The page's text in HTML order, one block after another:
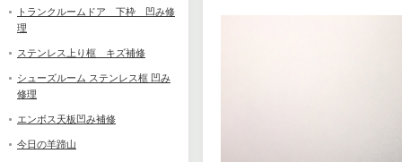
トランクルームドア 下枠 凹み修
理
ステンレス上り框 キズ補修
シューズルーム ステンレス框 凹み
修理
エンボス天板凹み補修
今日の羊蹄山